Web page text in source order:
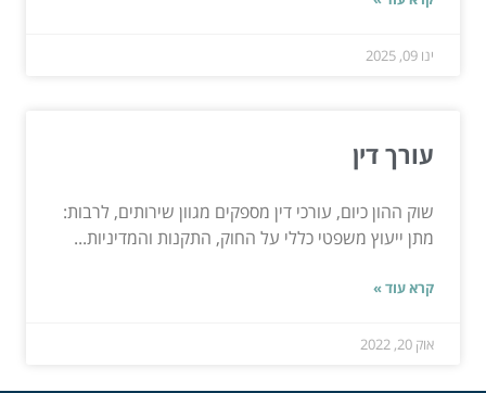
ינו 09, 2025
עורך דין
שוק ההון כיום, עורכי דין מספקים מגוון שירותים, לרבות:
מתן ייעוץ משפטי כללי על החוק, התקנות והמדיניות...
קרא עוד »
אוק 20, 2022